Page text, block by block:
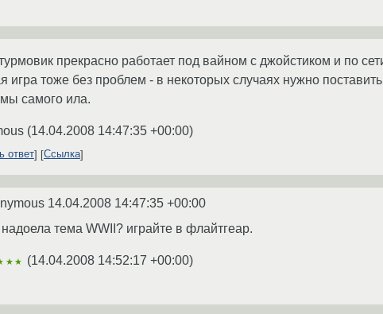
прекрасно работает под вайном с джойстиком и по
игра тоже без проблем - в некоторых случаях нужно
самого ила.
(14.04.2008 14:47:35 +00:00)
ответ Ссылка
14.04.2008 14:47:35 +00:00
тема WWII? играйте в флайтгеар.
(14.04.2008 14:52:17 +00:00)